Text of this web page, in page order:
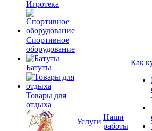
Игротека
Спортивное
оборудование
Батуты
Товары для
отдыха
Услуги
Наши
работы
Как